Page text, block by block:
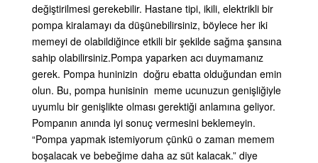
değiştirilmesi gerekebilir. Hastane tipi, ikili, elektrikli bir
pompa kiralamayı da düşünebilirsiniz, böylece her iki
memeyi de olabildiğince etkili bir şekilde sağma şansına
sahip olabilirsiniz.Pompa yaparken acı duymamanız
gerek. Pompa huninizin doğru ebatta olduğundan emin
olun. Bu, pompa hunisinin meme ucunuzun genişliğiyle
uyumlu bir genişlikte olması gerektiği anlamına geliyor.
Pompanın anında iyi sonuç vermesini beklemeyin.
“Pompa yapmak istemiyorum çünkü o zaman memem
boşalacak ve bebeğime daha az süt kalacak.” diye